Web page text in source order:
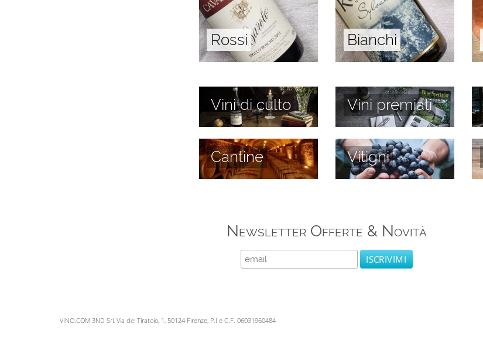
Rossi Bianchi
Vini di culto Vini premiati
Cantine Vitigni
Newsletter Offerte & Novità
VINO.COM 3ND Srl, Via del Tiratoio, 1, 50124 Firenze, P.I e C.F. 06031960484